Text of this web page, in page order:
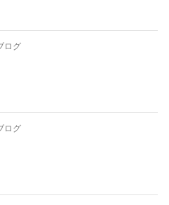
ログ
ログ